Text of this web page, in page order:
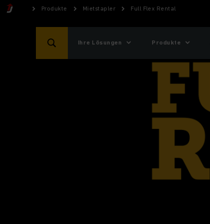
Produkte Mietstapler Full Flex Rental
Ihre Lösungen Produkte